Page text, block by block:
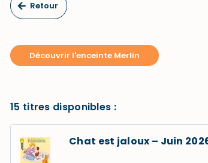
Retour
Découvrir l'enceinte Merlin
15 titres disponibles :
Chat est jaloux – Juin